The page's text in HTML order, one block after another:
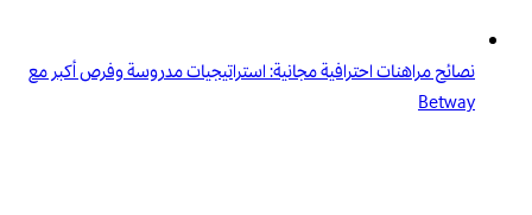
نصائح مراهنات احترافية مجانية: استراتيجيات مدروسة وفرص أكبر مع
Betway